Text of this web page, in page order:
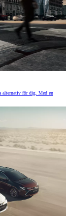
alternativ för dig. Med en